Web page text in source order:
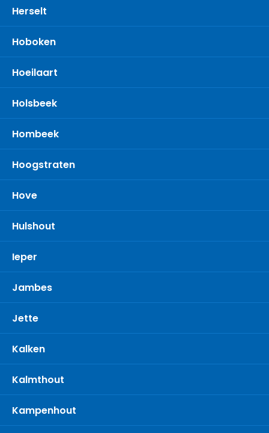
Herselt
Hoboken
Hoeilaart
Holsbeek
Hombeek
Hoogstraten
Hove
Hulshout
Ieper
Jambes
Jette
Kalken
Kalmthout
Kampenhout